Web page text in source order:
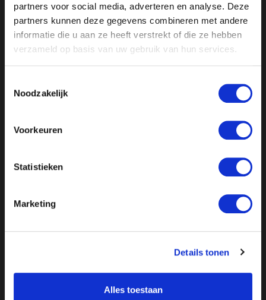
partners voor social media, adverteren en analyse. Deze
partners kunnen deze gegevens combineren met andere
informatie die u aan ze heeft verstrekt of die ze hebben
verzameld op basis van uw gebruik van hun services.
Noodzakelijk
Voorkeuren
Statistieken
Marketing
Details tonen
Alles toestaan